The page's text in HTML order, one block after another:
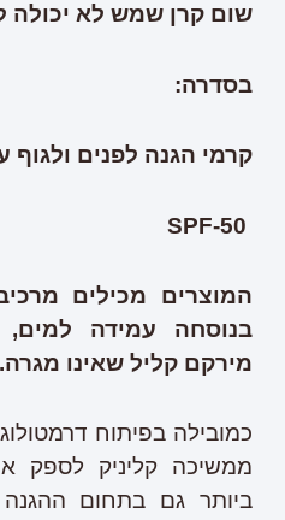
שום קרן שמש לא יכולה
בסדרה:
קרמי הגנה לפנים
SPF-50
המוצרים מכילים
בנוסחה עמידה
מירקם קליל שאינו מגרה.
כמובילה בפיתוח
ממשיכה קליניק לספק
ביותר גם בתחום